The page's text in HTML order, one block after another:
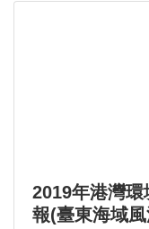
2019年港灣
報(臺東海域